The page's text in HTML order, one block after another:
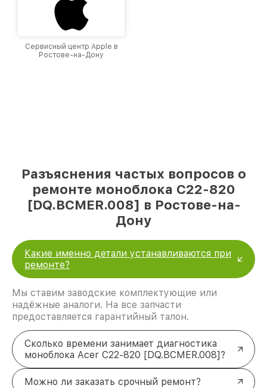
Сервисный центр Apple в
Ростове-на-Дону
Разъяснения частых вопросов о
ремонте моноблока C22-820
[DQ.BCMER.008] в Ростове-на-
Дону
Какие именно детали устанавливаются при
ремонте?
Мы ставим заводские комплектующие или
надёжные аналоги. На все запчасти
предоставляется гарантийный талон.
Сколько времени занимает диагностика
моноблока Acer C22-820 [DQ.BCMER.008]?
Можно ли заказать срочный ремонт?